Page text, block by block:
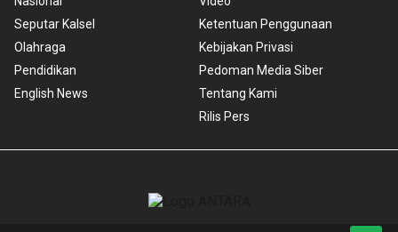
Seputar Kalsel
Olahraga
Pendidikan
English News
Ketentuan Penggunaan
Kebijakan Privasi
Pedoman Media Siber
Tentang Kami
Rilis Pers